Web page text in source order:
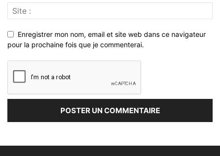
Enregistrer mon nom, email et site web dans ce navigateur
pour la prochaine fois que je commenterai.